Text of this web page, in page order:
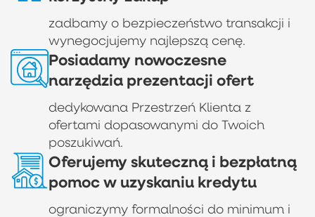
zadbamy o bezpieczeństwo transakcji i
wynegocjujemy najlepszą cenę.
Posiadamy nowoczesne
narzędzia prezentacji ofert
dedykowana Przestrzeń Klienta z
ofertami dopasowanymi do Twoich
poszukiwań.
Oferujemy skuteczną i bezpłatną
pomoc w uzyskaniu kredytu
ograniczymy formalności do minimum i